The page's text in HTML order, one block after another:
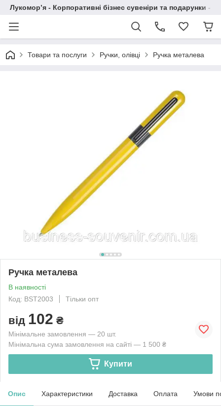
Лукомор’я - Корпоративні бізнес сувеніри та подарунки -
Товари та послуги Ручки, олівці Ручка металева
Ручка металева
В наявності
Код: BSТ2003
Тільки опт
від 102 ₴
Мінімальне замовлення — 20 шт.
Мінімальна сума замовлення на сайті — 1 500 ₴
Купити
Опис Характеристики Доставка Оплата Умови